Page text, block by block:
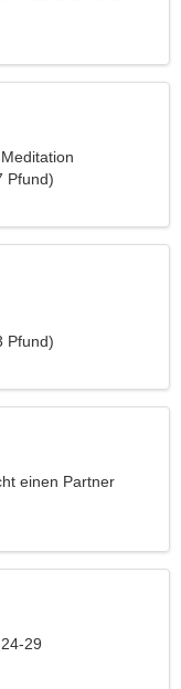
Pfund)
Pfund)
einen Partner
29